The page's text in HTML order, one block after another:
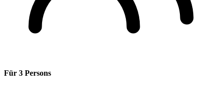
Für 3 Persons